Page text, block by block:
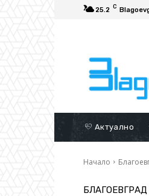
25.2 C
Актуално
Начало
БЛАГОЕВГРАД